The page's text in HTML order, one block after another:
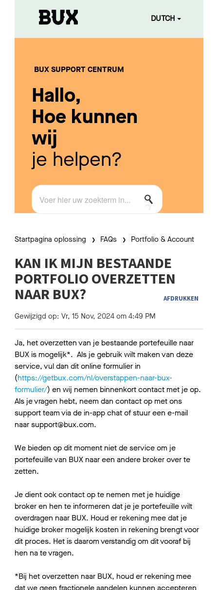
DUTCH
BUX SUPPORT CENTRUM
Hallo,
Hoe kunnen
wij
je helpen?
Startpagina oplossing FAQs Portfolio & Account
KAN IK MIJN BESTAANDE
PORTFOLIO OVERZETTEN
NAAR BUX?
AFDRUKKEN
Gewijzigd op: Vr, 15 Nov, 2024 om 4:49 PM
Ja, het overzetten van je bestaande portefeuille naar
BUX is mogelijk*. Als je gebruik wilt maken van deze
service, vul dan dit online formulier in
(https://getbux.com/nl/overstappen-naar-bux-
formulier/) en wij nemen binnenkort contact met je op.
Als je vragen hebt, neem dan contact op met ons
support team via de in-app chat of stuur een e-mail
naar support@bux.com.
We bieden op dit moment niet de service om je
portefeuille van BUX naar een andere broker over te
zetten.
Je dient ook contact op te nemen met je huidige
broker en hen te informeren dat je je portefeuille wilt
overdragen naar BUX. Houd er rekening mee dat je
huidige broker mogelijk kosten in rekening brengt voor
dit proces. Het is daarom verstandig om dit vooraf bij
hen na te vragen.
*Bij het overzetten naar BUX, houd er rekening mee